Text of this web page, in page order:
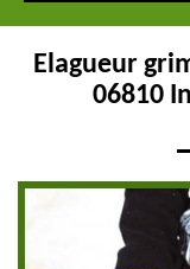
Elagueur
06810